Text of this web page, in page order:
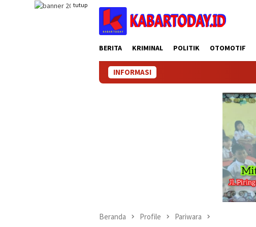
tutup
BERITA KRIMINAL POLITIK OTOMOTIF
INFORMASI
Beranda Profile Pariwara